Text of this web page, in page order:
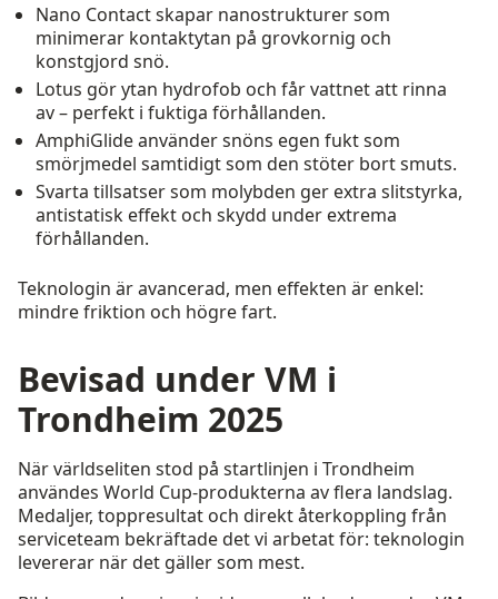
Nano Contact skapar nanostrukturer som
minimerar kontaktytan på grovkornig och
konstgjord snö.
Lotus gör ytan hydrofob och får vattnet att rinna
av – perfekt i fuktiga förhållanden.
AmphiGlide använder snöns egen fukt som
smörjmedel samtidigt som den stöter bort smuts.
Svarta tillsatser som molybden ger extra slitstyrka,
antistatisk effekt och skydd under extrema
förhållanden.
Teknologin är avancerad, men effekten är enkel:
mindre friktion och högre fart.
Bevisad under VM i
Trondheim 2025
När världseliten stod på startlinjen i Trondheim
användes World Cup-produkterna av flera landslag.
Medaljer, toppresultat och direkt återkoppling från
serviceteam bekräftade det vi arbetat för: teknologin
levererar när det gäller som mest.